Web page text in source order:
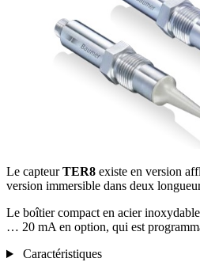
Le capteurTER8 existe en version
version immersible dans deux
Le boîtier compact en acier
… 20 mA en option, qui est
Caractéristiques